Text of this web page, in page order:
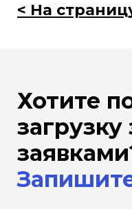
< На
Хотите